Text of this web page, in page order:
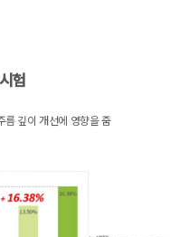
험
깊이 개선에 영향을 줌